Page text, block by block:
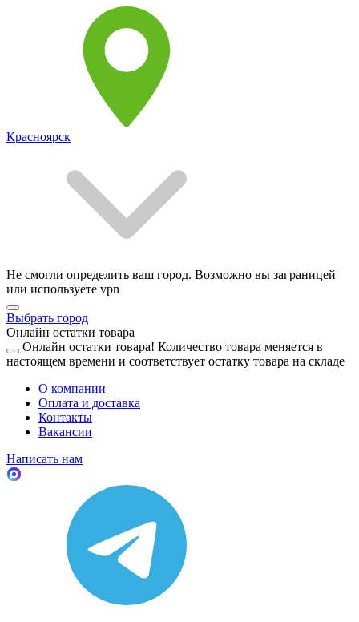
Красноярск
Не смогли определить ваш город. Возможно вы заграницей
или используете vpn
Выбрать город
Онлайн остатки товара
Онлайн остатки товара! Количество товара меняется в
настоящем времени и соответствует остатку товара на складе
О компании
Оплата и доставка
Контакты
Вакансии
Написать нам